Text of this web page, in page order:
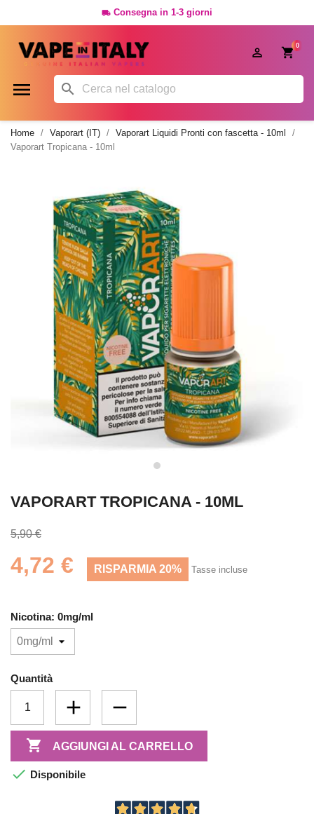
 Consegna in 1-3 giorni
0

 
Home Vaporart (IT)
Vaporart Liquidi Pronti con fascetta - 10ml
Vaporart Tropicana - 10ml
VAPORART TROPICANA - 10ML
5,90 €
4,72 € RISPARMIA 20% Tasse incluse
Nicotina: 0mg/ml
Quantità
 AGGIUNGI AL CARRELLO
 Disponibile